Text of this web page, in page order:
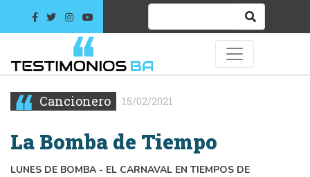
Cancionero 15/02/2021
La Bomba de Tiempo
LUNES DE BOMBA - EL CARNAVAL EN TIEMPOS DE